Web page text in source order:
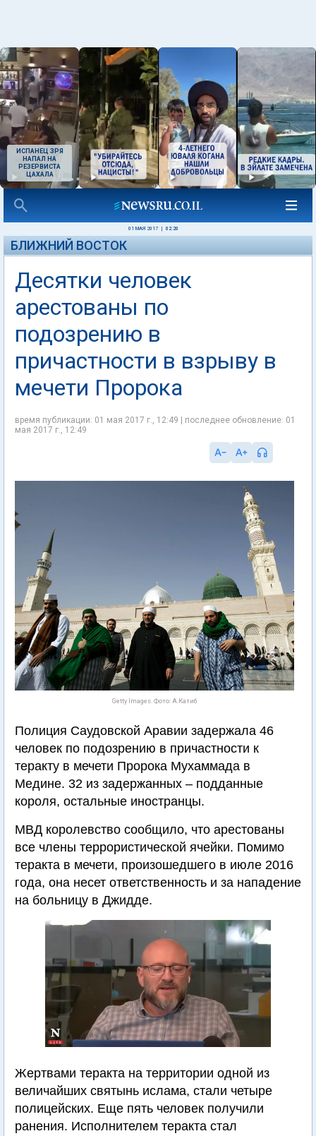
ИСПАНЕЦ ЗРЯ
НАПАЛ НА
РЕЗЕРВИСТА
ЦАХАЛА
01 МАЯ 2017 02:20
БЛИЖНИЙ ВОСТОК
Десятки человек
арестованы по
подозрению в
причастности в взрыву в
мечети Пророка
время публикации: 01 мая 2017 г., 12:49 | последнее обновление: 01
мая 2017 г., 12:49
Getty Images. Фото: А.Катиб
Полиция Саудовской Аравии задержала 46
человек по подозрению в причастности к
теракту в мечети Пророка Мухаммада в
Медине. 32 из задержанных – подданные
короля, остальные иностранцы.
МВД королевство сообщило, что арестованы
все члены террористической ячейки. Помимо
теракта в мечети, произошедшего в июле 2016
года, она несет ответственность и за нападение
на больницу в Джидде.
Жертвами теракта на территории одной из
величайших святынь ислама, стали четыре
полицейских. Еще пять человек получили
ранения. Исполнителем теракта стал